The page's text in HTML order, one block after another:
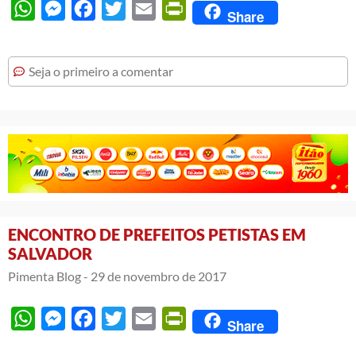
WhatsAppMessengerFacebook
Twitter Email PrintFriendly
Share
Seja o primeiro a comentar
ENCONTRO DE PREFEITOS PETISTAS EM
SALVADOR
Pimenta Blog - 29 de novembro de 2017
WhatsAppMessengerFacebook
Twitter Email PrintFriendly
Share